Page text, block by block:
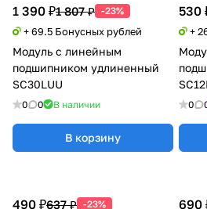
530
+
0
490 ₽637 ₽ -23% 690
1 390 ₽1 807 ₽ -23%
+ 69.5 Бонусных рублей
Модуль с линейным
подшипником удлиненный
SC30LUU
0 0 В наличии
В корзину